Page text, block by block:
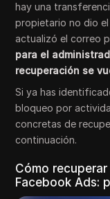
hay una
propietario no dio
actualizó el correo
para el
recuperación se
Si ya has
bloqueo por
concretas de
continuación.
Cómo
Facebook Ads: